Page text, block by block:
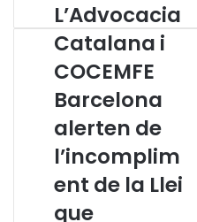
L
’
A
d
o
c
a
a
C
L’Advocacia
Catalana i
COCEMFE
Barcelona
alerten de
l’incomplim
ent de la Llei
que